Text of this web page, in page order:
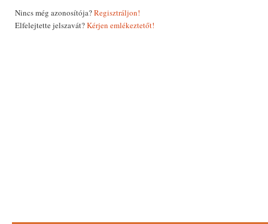
Nincs még azonosítója?Regisztráljon!
Elfelejtette jelszavát?Kérjen emlékeztetőt!